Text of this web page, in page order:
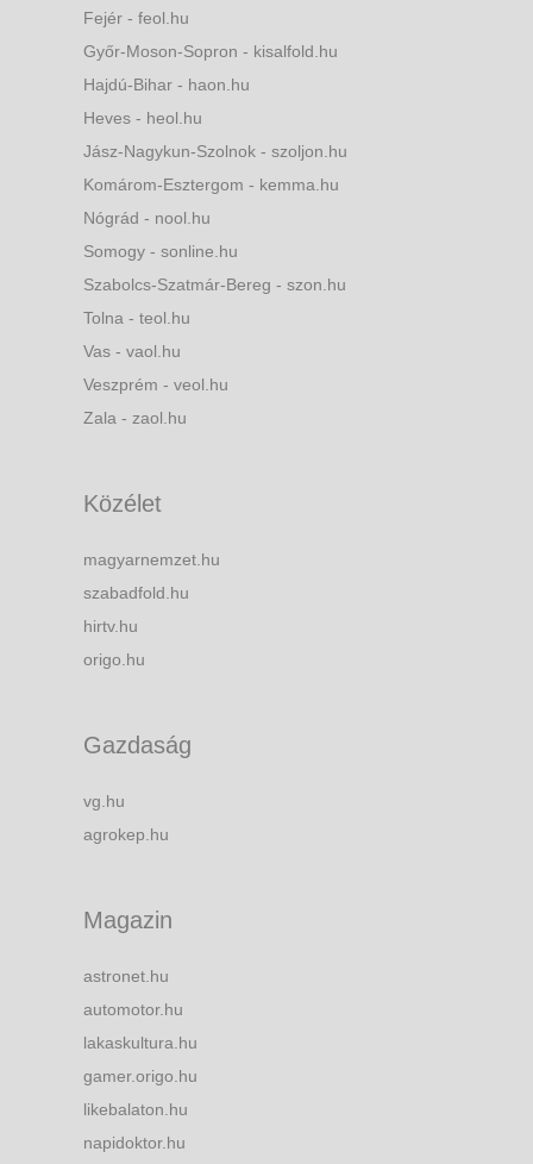
Fejér - feol.hu
Győr-Moson-Sopron - kisalfold.hu
Hajdú-Bihar - haon.hu
Heves - heol.hu
Jász-Nagykun-Szolnok - szoljon.hu
Komárom-Esztergom - kemma.hu
Nógrád - nool.hu
Somogy - sonline.hu
Szabolcs-Szatmár-Bereg - szon.hu
Tolna - teol.hu
Vas - vaol.hu
Veszprém - veol.hu
Zala - zaol.hu
Közélet
magyarnemzet.hu
szabadfold.hu
hirtv.hu
origo.hu
Gazdaság
vg.hu
agrokep.hu
Magazin
astronet.hu
automotor.hu
lakaskultura.hu
gamer.origo.hu
likebalaton.hu
napidoktor.hu